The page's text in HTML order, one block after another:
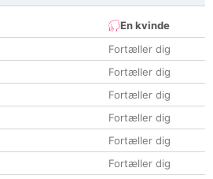
En kvinde
Fortæller dig
Fortæller dig
Fortæller dig
Fortæller dig
Fortæller dig
Fortæller dig